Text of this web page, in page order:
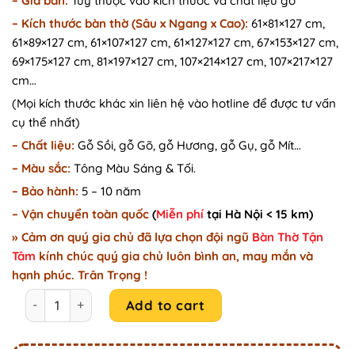
9.500.000₫.8.200.000₫.
– Kích thước bàn thờ (Sâu x Ngang x Cao): 61×81×127 cm,
61×89×127 cm, 61×107×127 cm, 61×127×127 cm, 67×153×127 cm,
69×175×127 cm, 81×197×127 cm, 107×214×127 cm, 107×217×127
cm…
(Mọi kích thước khác xin liên hệ vào hotline để được tư vấn
cụ thể nhất)
– Chất liệu: Gỗ Sồi, gỗ Gõ, gỗ Hương, gỗ Gụ, gỗ Mít…
– Màu sắc: Tông Màu Sáng & Tối.
– Bảo hành: 5 – 10 năm
– Vận chuyển toàn quốc (Miễn phí tại Hà Nội < 15 km)
» Cảm ơn quý gia chủ đã lựa chọn đội ngũ Bàn Thờ Tận
Tâm kính chúc quý gia chủ luôn bình an, may mắn và
hạnh phúc. Trân Trọng !
Bàn thờ chung cư gỗ sồi đơn giản Nhật Quang TT107
Add to cart